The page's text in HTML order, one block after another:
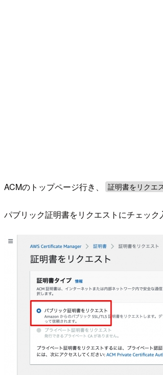
ACMのトップページ行き、 証明書をリクエ
パブリック証明書をリクエストにチェック